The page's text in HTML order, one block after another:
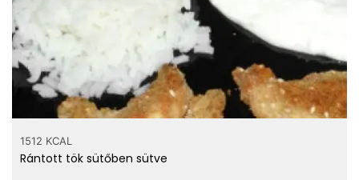
1512 KCAL
Rántott tök sütőben sütve